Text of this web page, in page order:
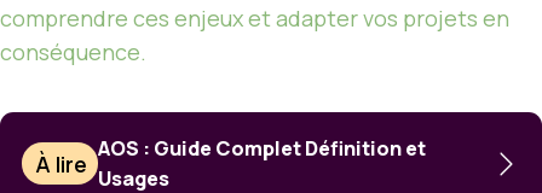
comprendre ces enjeux et adapter vos projets en
conséquence.
À lire
AOS : Guide Complet Définition et
Usages